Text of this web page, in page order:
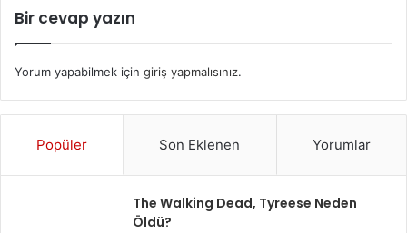
Bir cevap yazın
Yorum yapabilmek için giriş yapmalısınız.
Popüler Son Eklenen Yorumlar
The Walking Dead, Tyreese Neden
Öldü?